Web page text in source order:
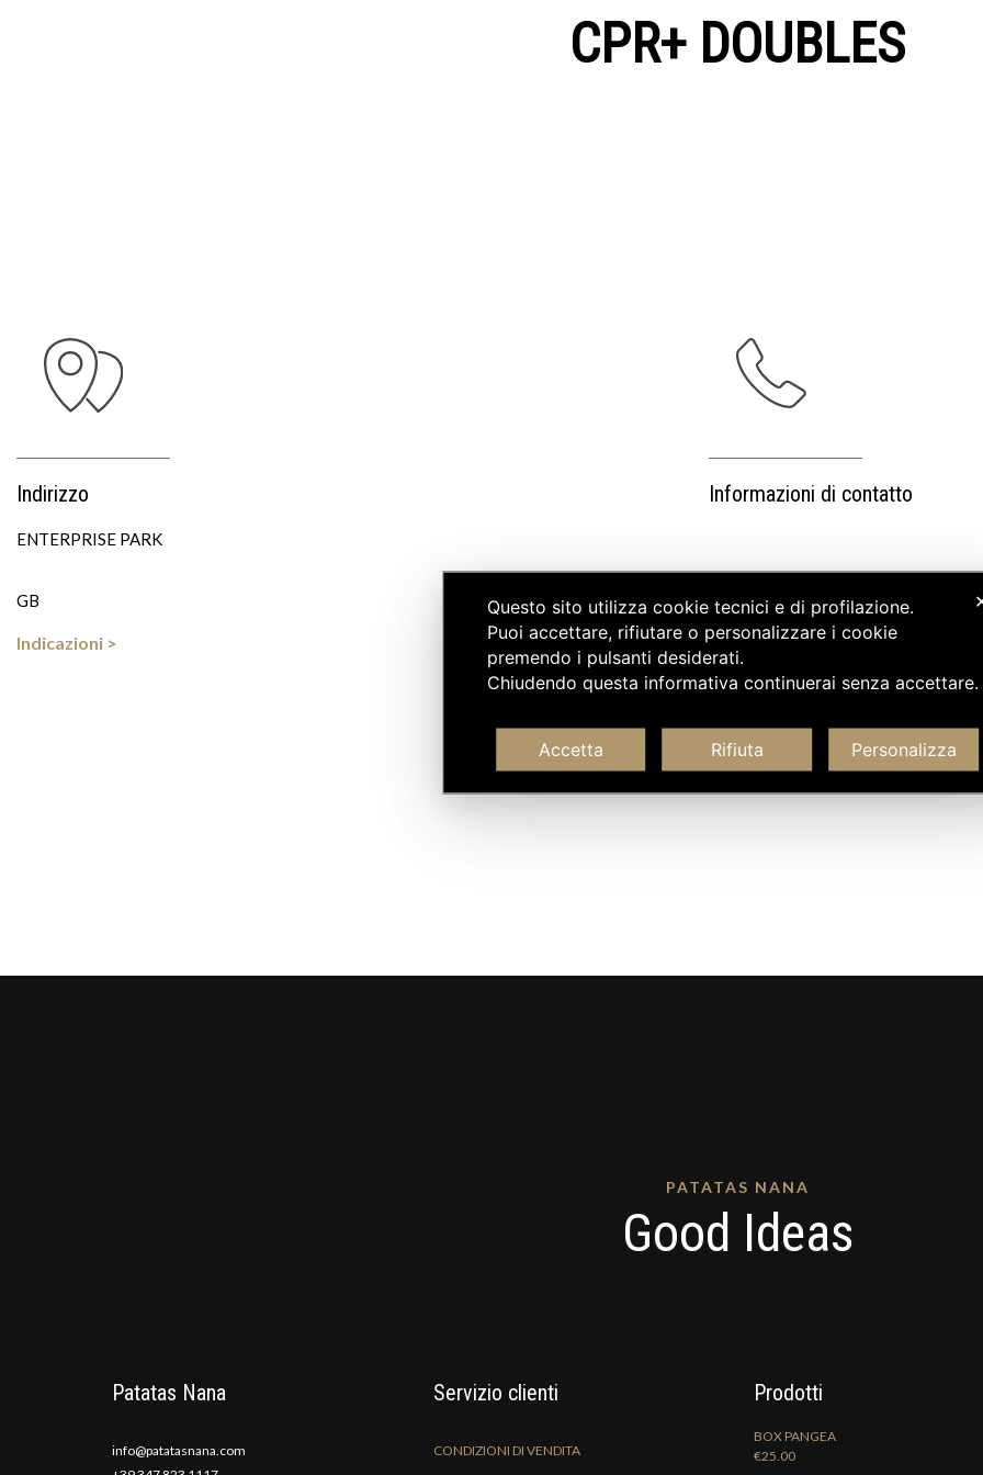
CPR+ DOUBLES
Indirizzo
ENTERPRISE PARK
GB
Indicazioni >
Informazioni di contatto
Questo sito utilizza cookie tecnici e di profilazione.
Puoi accettare, rifiutare o personalizzare i cookie
premendo i pulsanti desiderati.
Chiudendo questa informativa continuerai senza
Accetta Rifiuta Personalizza
PATATAS NANA
Good Ideas
Patatas Nana
info@patatasnana.com
Servizio clienti
CONDIZIONI DI VENDITA
Prodotti
BOX PANGEA
€25.00